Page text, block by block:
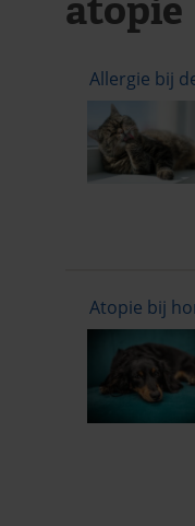
Allergie bij
Atopie bij